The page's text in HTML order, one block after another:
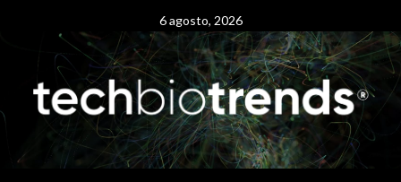
6 agosto, 2026